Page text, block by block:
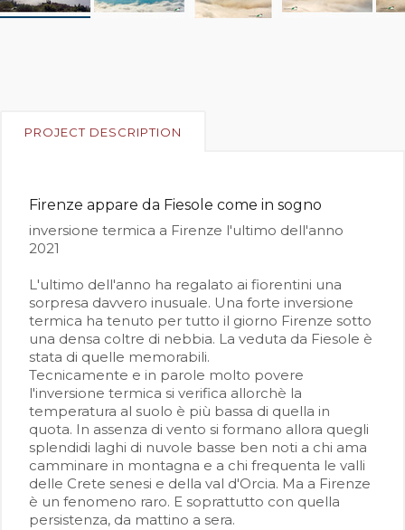
PROJECT DESCRIPTION
Firenze appare da Fiesole come in sogno
inversione termica a Firenze l'ultimo dell'anno
2021
L'ultimo dell'anno ha regalato ai fiorentini una
sorpresa davvero inusuale. Una forte inversione
termica ha tenuto per tutto il giorno Firenze sotto
una densa coltre di nebbia. La veduta da Fiesole è
stata di quelle memorabili.
Tecnicamente e in parole molto povere
l'inversione termica si verifica allorchè la
temperatura al suolo è più bassa di quella in
quota. In assenza di vento si formano allora quegli
splendidi laghi di nuvole basse ben noti a chi ama
camminare in montagna e a chi frequenta le valli
delle Crete senesi e della val d'Orcia. Ma a Firenze
è un fenomeno raro. E soprattutto con quella
persistenza, da mattino a sera.